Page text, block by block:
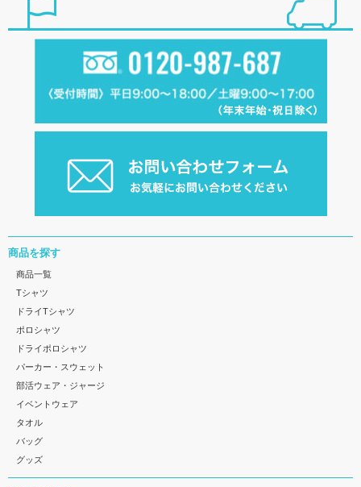
商品を探す
商品一覧
Tシャツ
ドライTシャツ
ポロシャツ
ドライポロシャツ
パーカー・スウェット
部活ウェア・ジャージ
イベントウェア
タオル
バッグ
グッズ